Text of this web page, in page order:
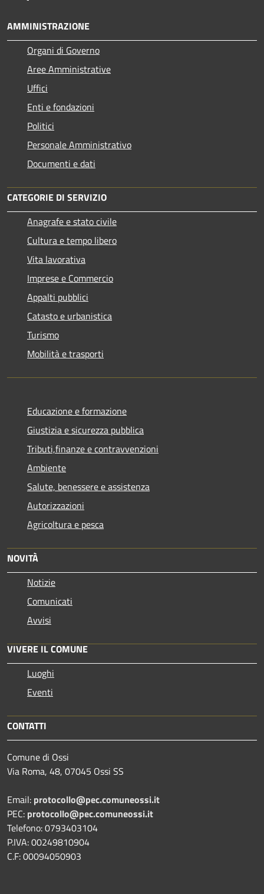
AMMINISTRAZIONE
Organi di Governo
Aree Amministrative
Uffici
Enti e fondazioni
Politici
Personale Amministrativo
Documenti e dati
CATEGORIE DI SERVIZIO
Anagrafe e stato civile
Cultura e tempo libero
Vita lavorativa
Imprese e Commercio
Appalti pubblici
Catasto e urbanistica
Turismo
Mobilità e trasporti
Educazione e formazione
Giustizia e sicurezza pubblica
Tributi,finanze e contravvenzioni
Ambiente
Salute, benessere e assistenza
Autorizzazioni
Agricoltura e pesca
NOVITÀ
Notizie
Comunicati
Avvisi
VIVERE IL COMUNE
Luoghi
Eventi
CONTATTI
Comune di Ossi
Via Roma, 48, 07045 Ossi SS
Email: protocollo@pec.comuneossi.it
PEC: protocollo@pec.comuneossi.it
Telefono: 0793403104
P.IVA: 00249810904
C.F: 00094050903